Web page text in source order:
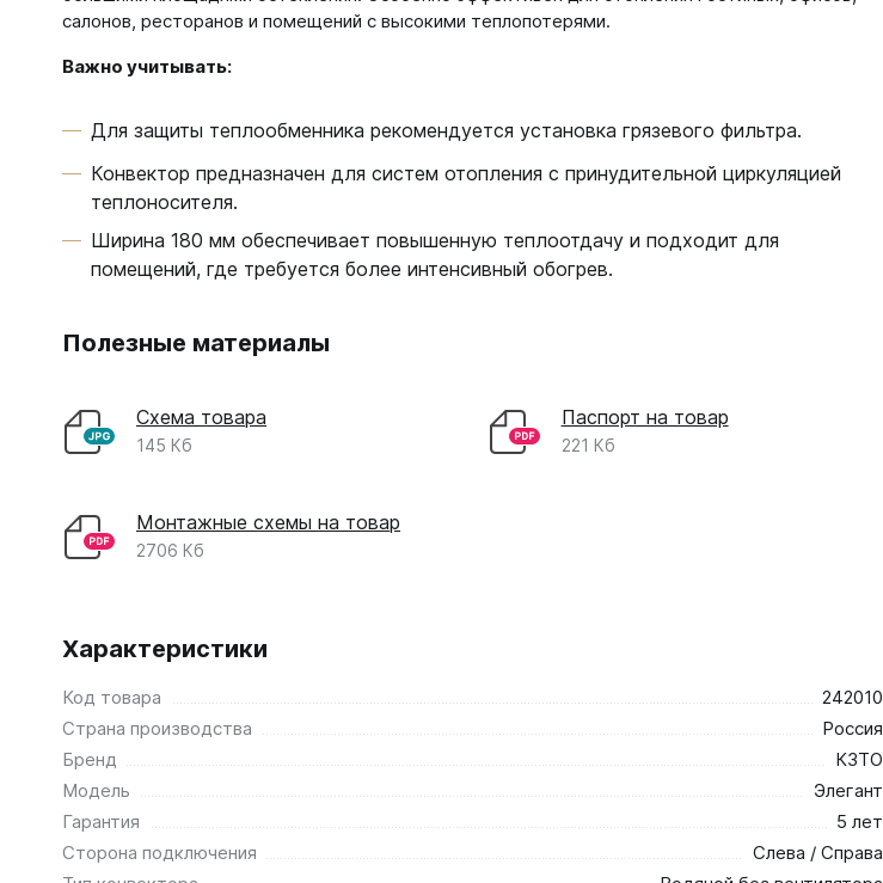
салонов, ресторанов и помещений с высокими теплопотерями.
Важно учитывать:
Для защиты теплообменника рекомендуется установка грязевого фильтра.
Конвектор предназначен для систем отопления с принудительной циркуляцией
теплоносителя.
Ширина 180 мм обеспечивает повышенную теплоотдачу и подходит для
помещений, где требуется более интенсивный обогрев.
Полезные материалы
Схема товара
145 Кб
Паспорт на товар
221 Кб
Монтажные схемы на товар
2706 Кб
Характеристики
Код товара
242010
Страна производства
Россия
Бренд
КЗТО
Модель
Элегант
Гарантия
5 лет
Сторона подключения
Слева / Справа